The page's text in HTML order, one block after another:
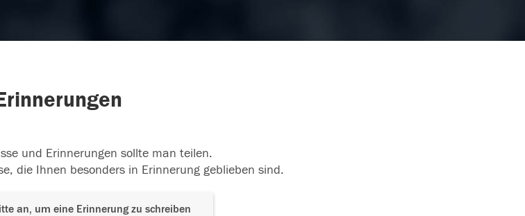
und Erinnerungen sollte man teilen.
die Ihnen besonders in Erinnerung geblieben sind.
an, um eine Erinnerung zu schreiben